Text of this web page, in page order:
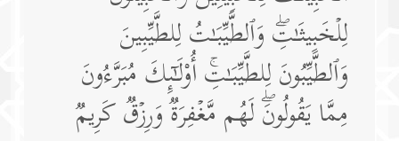
لِلۡخَبِیثَـٰتِۖ وَٱلطَّیِّبَـٰتُ لِلطَّیِّبِینَ
وَٱلطَّیِّبُونَ لِلطَّیِّبَـٰتِۚ أُو۟لَـٰۤىِٕكَ مُبَرَّءُونَ
مِمَّا یَقُولُونَۖ لَهُم مَّغۡفِرَةࣱ وَرِزۡقࣱ كَرِیمࣱ